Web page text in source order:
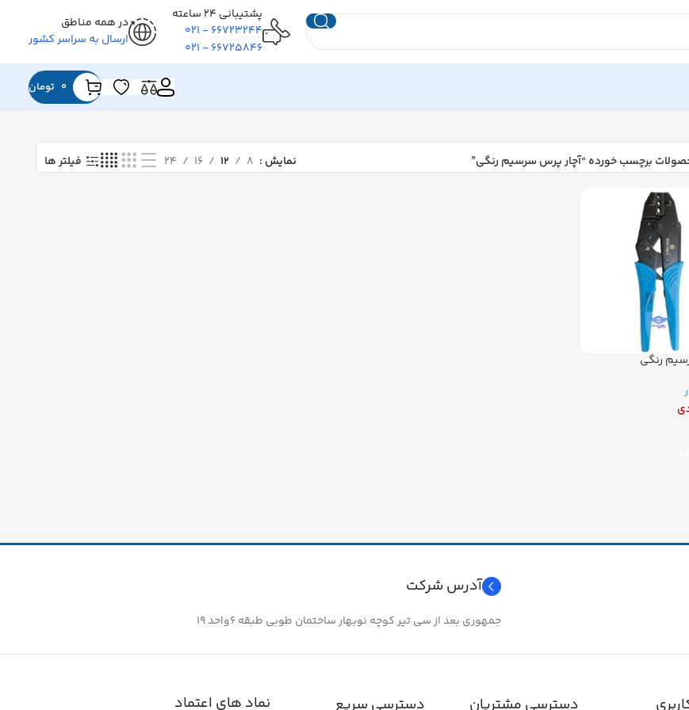
پشتیبانی ۲۴ ساعته
۶۶۷۲۳۲۴۴ - ۰۲۱
۶۶۷۲۵۸۴۶ - ۰۲۱
در همه مناطق
ارسال به سراسر کشور
0 تومان
برچسب خورده “آچار پرس سرسیم رنگی” نمایش ۸ ۱۲ ۱۶ ۲۴ فیلتر ها
رنگی
آدرس شرکت
جمهوری بعد از سی تیر کوچه نوبهار ساختمان طوبی طبقه ۶واحد ۱۹
دسترسی مشتریان دسترسی سریع نماد های اعتماد